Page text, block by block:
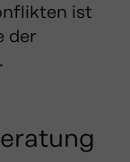
ist
der